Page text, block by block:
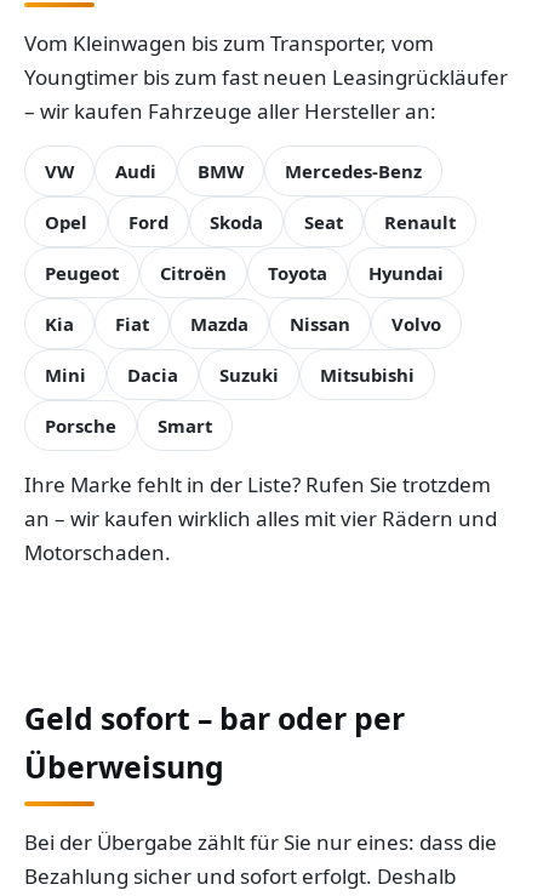
Vom Kleinwagen bis zum Transporter, vom
Youngtimer bis zum fast neuen Leasingrückläufer
– wir kaufen Fahrzeuge aller Hersteller an:
VW Audi BMW Mercedes-Benz
Opel Ford Skoda Seat Renault
Peugeot Citroën Toyota Hyundai
Kia Fiat Mazda Nissan Volvo
Mini Dacia Suzuki Mitsubishi
Porsche Smart
Ihre Marke fehlt in der Liste? Rufen Sie trotzdem
an – wir kaufen wirklich alles mit vier Rädern und
Motorschaden.
Geld sofort – bar oder per
Überweisung
Bei der Übergabe zählt für Sie nur eines: dass die
Bezahlung sicher und sofort erfolgt. Deshalb